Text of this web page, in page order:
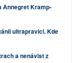
Annegret Kramp-
ultrapravici. Kde
a nenávist z